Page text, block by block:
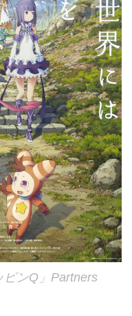
ンQ」Partners